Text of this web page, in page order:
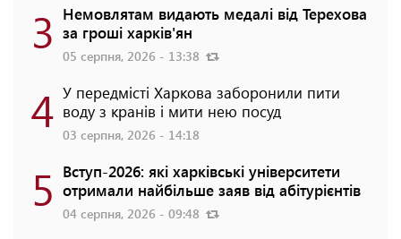
3 Немовлятам видають медалі від Терехова
за гроші харків'ян
05 серпня, 2026 - 13:38
4 У передмісті Харкова заборонили пити
воду з кранів і мити нею посуд
03 серпня, 2026 - 14:18
5 Вступ-2026: які харківські університети
отримали найбільше заяв від абітурієнтів
04 серпня, 2026 - 09:48